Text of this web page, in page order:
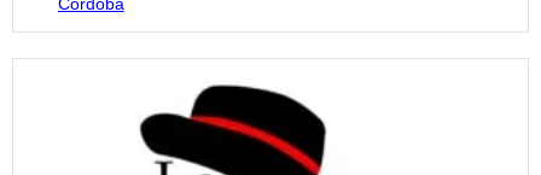
Córdoba